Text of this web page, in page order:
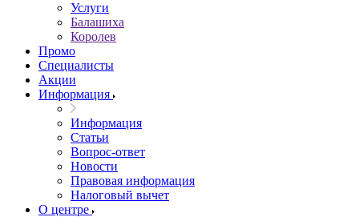
Услуги
Балашиха
Королев
Промо
Специалисты
Акции
Информация
Информация
Статьи
Вопрос-ответ
Новости
Правовая информация
Налоговый вычет
О центре